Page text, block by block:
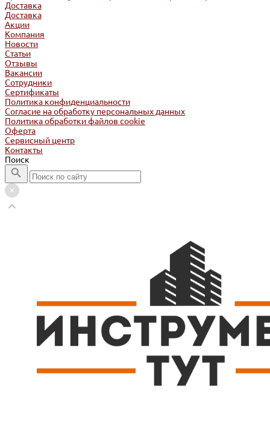
Доставка
Доставка
Акции
Компания
Новости
Статьи
Отзывы
Вакансии
Сотрудники
Сертификаты
Политика конфиденциальности
Согласие на обработку персональных данных
Политика обработки файлов cookie
Оферта
Сервисный центр
Контакты
Поиск